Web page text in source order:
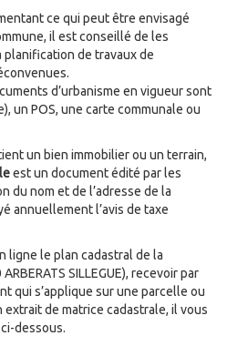
ce qui peut être envisagé
il est conseillé de les
de travaux de
d’urbanisme en vigueur sont
un POS, une carte communale ou
un bien immobilier ou un terrain,
est un document édité par les
du nom et de l’adresse de la
annuellement l’avis de taxe
ligne le plan cadastral de la
SILLEGUE), recevoir par
qui s’applique sur une parcelle ou
de matrice cadastrale, il vous
dessous.